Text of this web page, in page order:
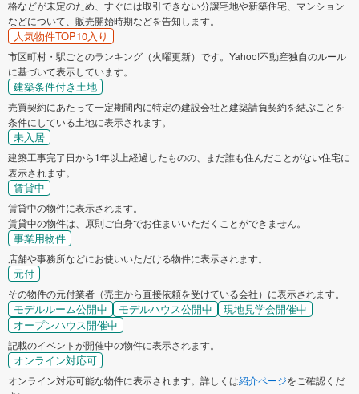
格などが未定のため、すぐには取引できない分譲宅地や新築住宅、マンション
などについて、販売開始時期などを告知します。
人気物件TOP10入り
市区町村・駅ごとのランキング（火曜更新）です。Yahoo!不動産独自のルール
に基づいて表示しています。
建築条件付き土地
売買契約にあたって一定期間内に特定の建設会社と建築請負契約を結ぶことを
条件にしている土地に表示されます。
未入居
建築工事完了日から1年以上経過したものの、まだ誰も住んだことがない住宅に
表示されます。
賃貸中
賃貸中の物件に表示されます。
賃貸中の物件は、原則ご自身でお住まいいただくことができません。
事業用物件
店舗や事務所などにお使いいただける物件に表示されます。
元付
その物件の元付業者（売主から直接依頼を受けている会社）に表示されます。
モデルルーム公開中 モデルハウス公開中
現地見学会開催中
オープンハウス開催中
記載のイベントが開催中の物件に表示されます。
オンライン対応可
オンライン対応可能な物件に表示されます。詳しくは紹介ページをご確認くだ